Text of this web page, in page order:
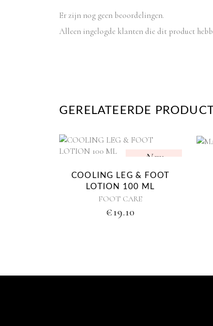
Er zijn nog geen beoordelingen.
Alleen ingelogde klanten die dit product
GERELATEERDE
New
COOLING LEG & FOOT
LOTION 100 ML
FOOT CARE
€19.10